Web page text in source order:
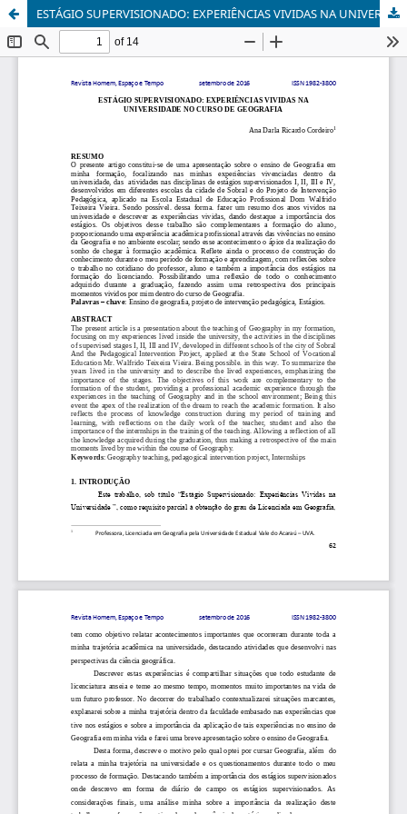
ESTÁGIO SUPERVISIONADO: EXPERIÊNCIAS VIVIDAS NA UNIVERSIDADE NO CURSO DE GEOGRAFIA